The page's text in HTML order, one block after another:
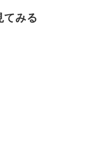
てみる